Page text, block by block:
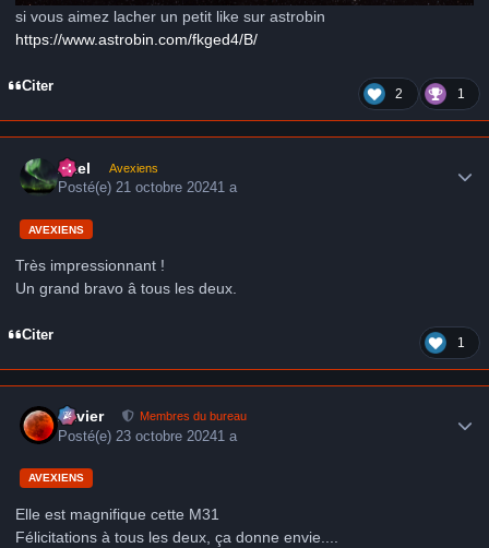
si vous aimez lacher un petit like sur astrobin
https://www.astrobin.com/fkged4/B/
Citer 2 1
Axel Avexiens
Posté(e)21 octobre 20241 a
AVEXIENS
Très impressionnant !
Un grand bravo â tous les deux.
Citer 1
Xavier Membres du bureau
Posté(e) 23 octobre 20241 a
AVEXIENS
Elle est magnifique cette M31
Félicitations à tous les deux, ça donne envie....